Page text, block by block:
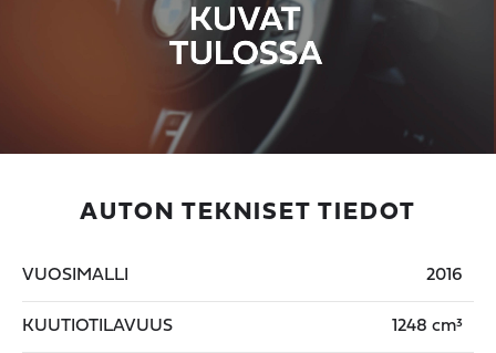
AUTON TEKNISET TIEDOT
VUOSIMALLI 2016
KUUTIOTILAVUUS 1248 cm³